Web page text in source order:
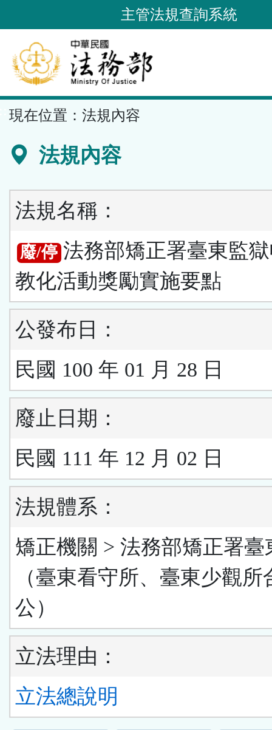
到
要
內
容
區
主管法規查詢系統
現在位置： 法規內容
法規內容
法規名稱：
廢/停 法務部矯正署臺東監
教化活動獎勵實施要點
公發布日：
民國 100 年 01 月 28 日
廢止日期：
民國 111 年 12 月 02 日
法規體系：
矯正機關 > 法務部矯正署臺
（臺東看守所、臺東少觀所
公）
立法理由：
立法總說明